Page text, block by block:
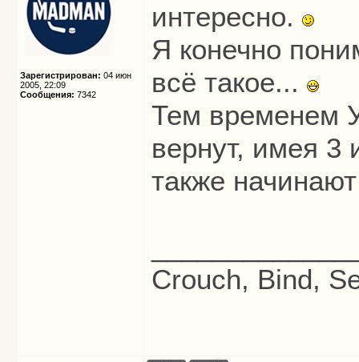
Зарегистрирован: 04 июн
2005, 22:09
Сообщения: 7342
интересно.
Я конечно
всё такое...
Тем временем
вернут, имея 3
также
Crouch, Bind,